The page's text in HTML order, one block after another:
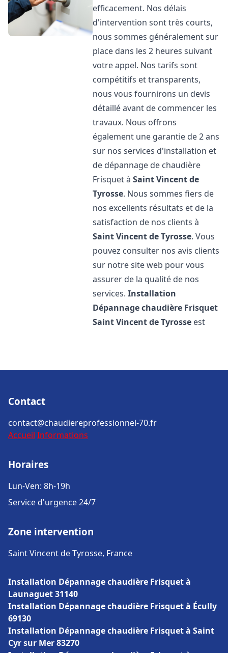
efficacement. Nos délais
d'intervention sont très courts,
nous sommes généralement sur
place dans les 2 heures suivant
votre appel. Nos tarifs sont
compétitifs et transparents,
nous vous fournirons un devis
détaillé avant de commencer les
travaux. Nous offrons
également une garantie de 2 ans
sur nos services d'installation et
de dépannage de chaudière
Frisquet àSaint Vincent de
Tyrosse. Nous sommes fiers de
nos excellents résultats et de la
satisfaction de nos clients à
Saint Vincent de Tyrosse. Vous
pouvez consulter nos avis clients
sur notre site web pour vous
assurer de la qualité de nos
services.Installation
Dépannage chaudière Frisquet
Saint Vincent de Tyrosse est
Contact
contact@chaudiereprofessionnel-70.fr
Accueil Informations
Horaires
Lun-Ven: 8h-19h
Service d'urgence 24/7
Zone intervention
Saint Vincent de Tyrosse, France
Installation Dépannage chaudière Frisquet à
Launaguet 31140
Installation Dépannage chaudière Frisquet à Écully
69130
Installation Dépannage chaudière Frisquet à Saint
Cyr sur Mer 83270